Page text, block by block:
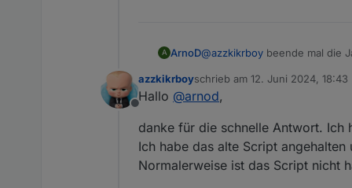
A ArnoD@azzkikrboy beende mal die
Wenn du am Script nichts
Eventuell wurde das Script
Offline
azzkikrboyschrieb am 12. Juni 2024, 18:43
zuletzt editiert von
Hallo @arnod,
danke für die schnelle Antwort. Ich
Ich habe das alte Script
Normalerweise ist das Script nicht